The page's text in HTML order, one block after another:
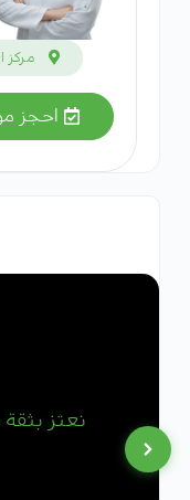
مركز
احجز
نعتز